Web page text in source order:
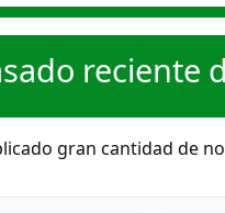
reciente
gran cantidad de